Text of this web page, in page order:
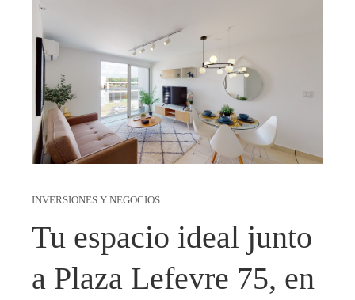
INVERSIONES Y NEGOCIOS
Tu espacio ideal junto
a Plaza Lefevre 75, en